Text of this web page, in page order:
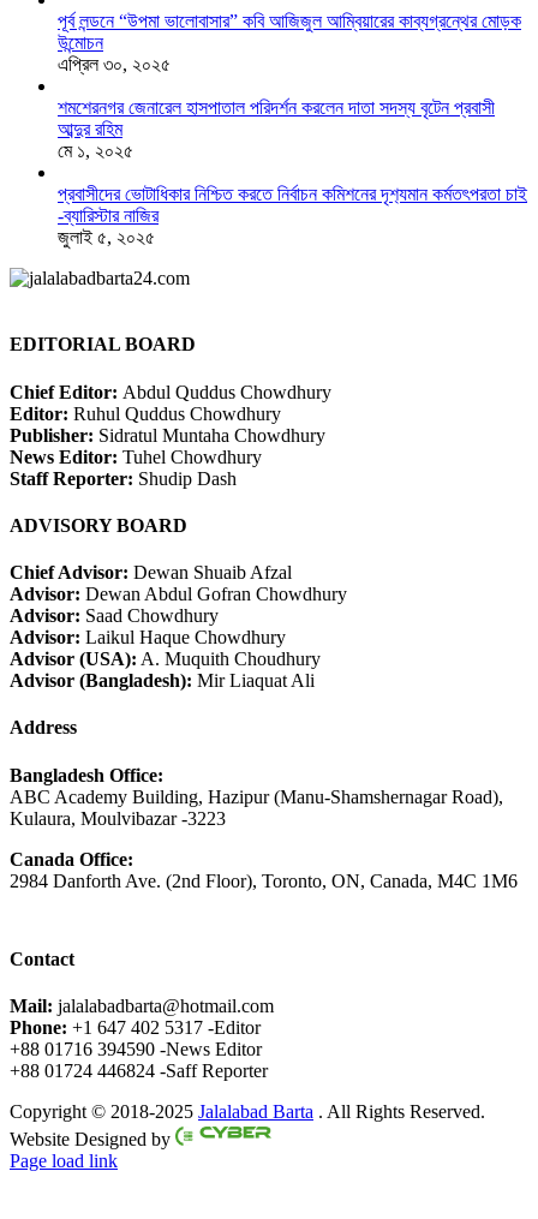
পূর্ব লন্ডনে “উপমা ভালোবাসার” কবি আজিজুল আম্বিয়ারের কাব্যগ্রন্থের মোড়ক
উন্মোচন
এপ্রিল ৩০, ২০২৫
শমশেরনগর জেনারেল হাসপাতাল পরিদর্শন করলেন দাতা সদস্য বৃটেন প্রবাসী
আব্দুর রহিম
মে ১, ২০২৫
প্রবাসীদের ভোটাধিকার নিশ্চিত করতে নির্বাচন কমিশনের দৃশ‍্যমান কর্মতৎপরতা চাই
-ব্যারিস্টার নাজির
জুলাই ৫, ২০২৫
EDITORIAL BOARD
Chief Editor: Abdul Quddus Chowdhury
Editor: Ruhul Quddus Chowdhury
Publisher: Sidratul Muntaha Chowdhury
News Editor: Tuhel Chowdhury
Staff Reporter: Shudip Dash
ADVISORY BOARD
Chief Advisor: Dewan Shuaib Afzal
Advisor: Dewan Abdul Gofran Chowdhury
Advisor: Saad Chowdhury
Advisor: Laikul Haque Chowdhury
Advisor (USA): A. Muquith Choudhury
Advisor (Bangladesh): Mir Liaquat Ali
Address
Bangladesh Office:
ABC Academy Building, Hazipur (Manu-Shamshernagar Road),
Kulaura, Moulvibazar -3223
Canada Office:
2984 Danforth Ave. (2nd Floor), Toronto, ON, Canada, M4C 1M6
Contact
Mail: jalalabadbarta@hotmail.com
Phone: +1 647 402 5317 -Editor
+88 01716 394590 -News Editor
+88 01724 446824 -Saff Reporter
Copyright © 2018-2025 Jalalabad Barta . All Rights Reserved.
Website Designed by
Page load link